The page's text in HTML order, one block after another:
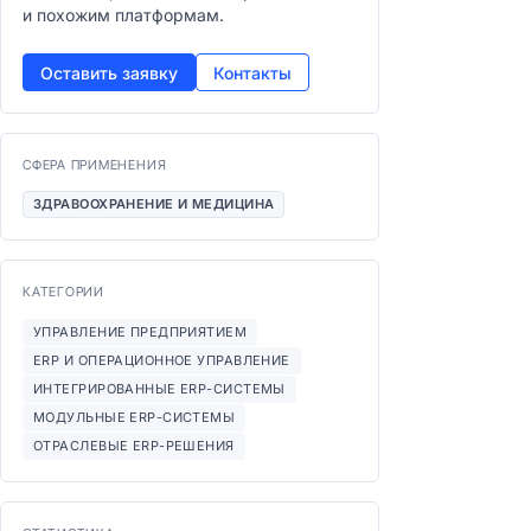
и похожим платформам.
Оставить заявку Контакты
СФЕРА ПРИМЕНЕНИЯ
ЗДРАВООХРАНЕНИЕ И МЕДИЦИНА
КАТЕГОРИИ
УПРАВЛЕНИЕ ПРЕДПРИЯТИЕМ
ERP И ОПЕРАЦИОННОЕ УПРАВЛЕНИЕ
ИНТЕГРИРОВАННЫЕ ERP-СИСТЕМЫ
МОДУЛЬНЫЕ ERP-СИСТЕМЫ
ОТРАСЛЕВЫЕ ERP-РЕШЕНИЯ